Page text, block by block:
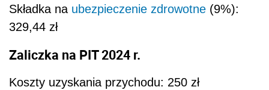
Składka na ubezpieczenie zdrowotne (9%):
329,44 zł
Zaliczka na PIT 2024 r.
Koszty uzyskania przychodu: 250 zł